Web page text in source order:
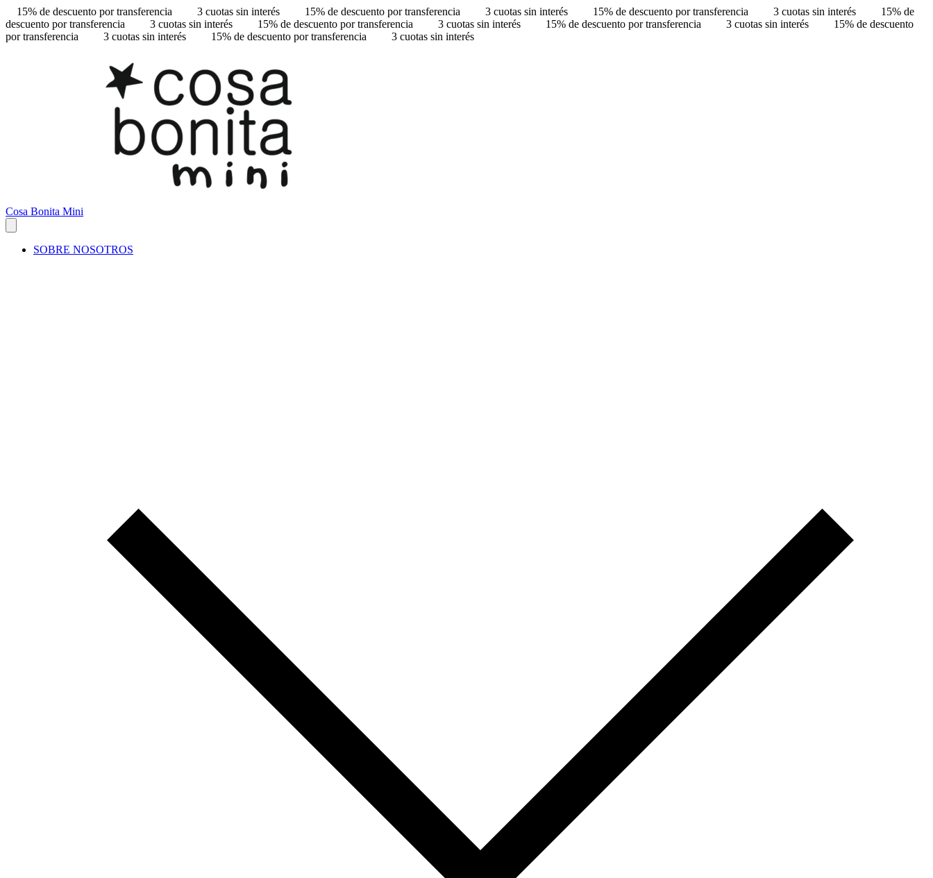
15% de descuento por transferencia 3 cuotas sin interés 15% de descuento por transferencia 3 cuotas sin interés 15% de descuento por transferencia 3 cuotas sin interés
15% de
descuento por transferencia
3 cuotas sin interés 15% de descuento por transferencia 3 cuotas sin interés 15% de descuento por transferencia 3 cuotas sin interés
15% de descuento
por transferencia
3 cuotas sin interés 15% de descuento por transferencia 3 cuotas sin interés
Cosa Bonita Mini
SOBRE NOSOTROS